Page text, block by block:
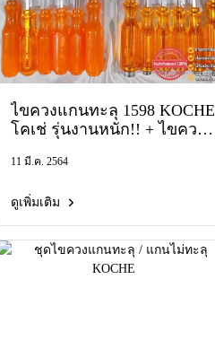
ไขควงแกนทะลุ 1598 KOCHE
โคเช่ รุ่นงานหนัก!! + ไขควง
ด้ามทะลุ ไขควงด้ามตอก
11 มี.ค. 2564
ดูเพิ่มเติม